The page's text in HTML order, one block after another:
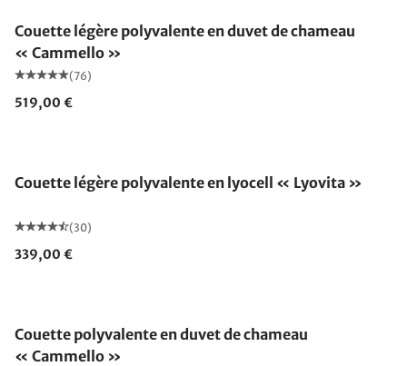
Couette légère polyvalente en duvet de chameau
« Cammello »
(76)
519,00 €
Couette légère polyvalente en lyocell « Lyovita »
(30)
339,00 €
Couette polyvalente en duvet de chameau
« Cammello »